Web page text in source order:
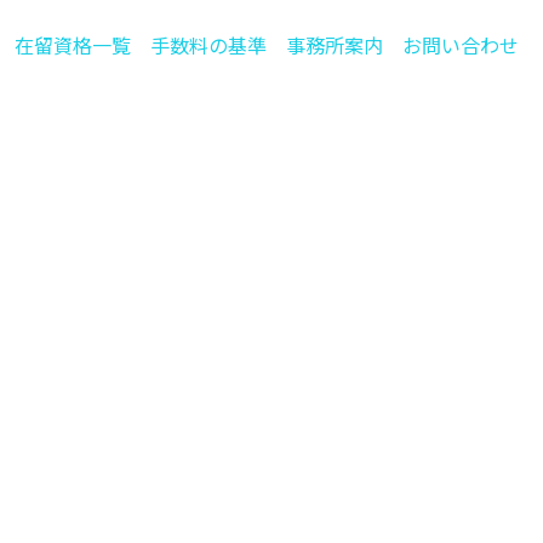
在留資格一覧 手数料の基準 事務所案内 お問い合わせ